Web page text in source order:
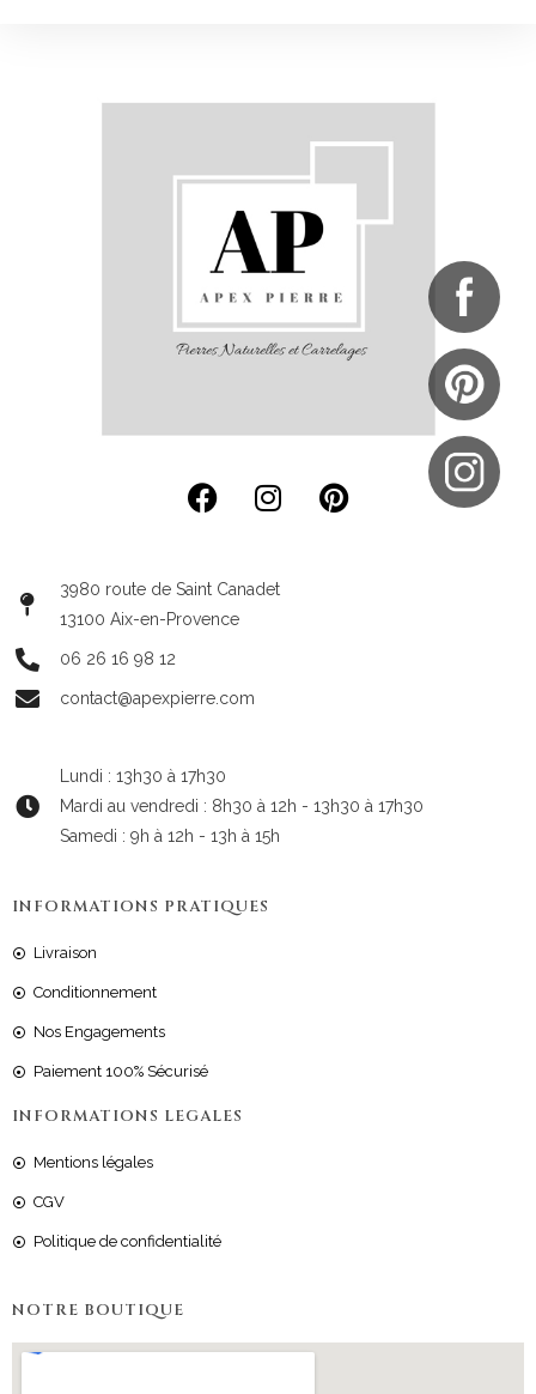
3980 route de Saint Canadet
13100 Aix-en-Provence
06 26 16 98 12
contact@apexpierre.com
Lundi : 13h30 à 17h30
Mardi au vendredi : 8h30 à 12h - 13h30 à 17h30
Samedi : 9h à 12h - 13h à 15h
INFORMATIONS PRATIQUES
Livraison
Conditionnement
Nos Engagements
Paiement 100% Sécurisé
INFORMATIONS LEGALES
Mentions légales
CGV
Politique de confidentialité
NOTRE BOUTIQUE